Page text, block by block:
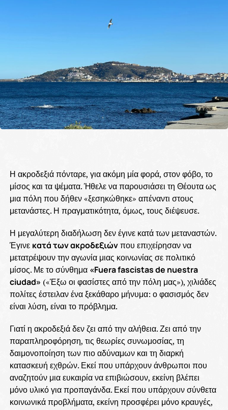
Η ακροδεξιά πόνταρε, για ακόμη μία φορά, στον φόβο, το
μίσος και τα ψέματα. Ήθελε να παρουσιάσει τη Θέουτα ως
μια πόλη που δήθεν «ξεσηκώθηκε» απέναντι στους
μετανάστες. Η πραγματικότητα, όμως, τους διέψευσε.
Η μεγαλύτερη διαδήλωση δεν έγινε κατά των μεταναστών.
Έγινε κατά των ακροδεξιώνπου επιχείρησαν να
μετατρέψουν την αγωνία μιας κοινωνίας σε πολιτικό
μίσος. Με το σύνθημα «Fuera fascistas de nuestra
ciudad» («Έξω οι φασίστες από την πόλη μας»), χιλιάδες
πολίτες έστειλαν ένα ξεκάθαρο μήνυμα: ο φασισμός δεν
είναι λύση, είναι το πρόβλημα.
Γιατί η ακροδεξιά δεν ζει από την αλήθεια. Ζει από την
παραπληροφόρηση, τις θεωρίες συνωμοσίας, τη
δαιμονοποίηση των πιο αδύναμων και τη διαρκή
κατασκευή εχθρών. Εκεί που υπάρχουν άνθρωποι που
αναζητούν μια ευκαιρία να επιβιώσουν, εκείνη βλέπει
μόνο υλικό για προπαγάνδα. Εκεί που υπάρχουν σύνθετα
κοινωνικά προβλήματα, εκείνη προσφέρει μόνο κραυγές,